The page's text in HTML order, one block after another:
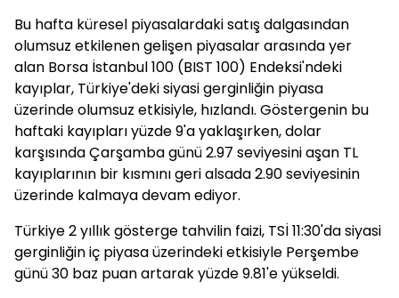
Bu hafta küresel piyasalardaki satış dalgasından
olumsuz etkilenen gelişen piyasalar arasında yer
alan Borsa İstanbul 100 (BIST 100) Endeksi'ndeki
kayıplar, Türkiye'deki siyasi gerginliğin piyasa
üzerinde olumsuz etkisiyle, hızlandı. Göstergenin bu
haftaki kayıpları yüzde 9'a yaklaşırken, dolar
karşısında Çarşamba günü 2.97 seviyesini aşan TL
kayıplarının bir kısmını geri alsada 2.90 seviyesinin
üzerinde kalmaya devam ediyor.
Türkiye 2 yıllık gösterge tahvilin faizi, TSİ 11:30'da siyasi
gerginliğin iç piyasa üzerindeki etkisiyle Perşembe
günü 30 baz puan artarak yüzde 9.81'e yükseldi.